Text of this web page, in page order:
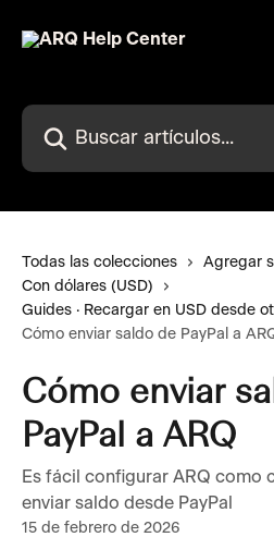
Buscar artículos...
Todas las colecciones
Agregar
Con dólares (USD)
Guides · Recargar en USD desde
Cómo enviar saldo de PayPal a
Cómo enviar
PayPal a ARQ
Es fácil configurar ARQ como
enviar saldo desde PayPal
15 de febrero de 2026